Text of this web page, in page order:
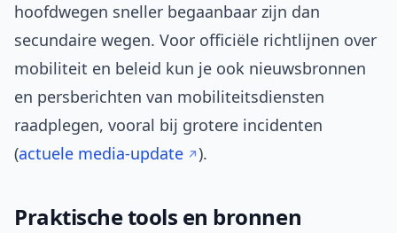
hoofdwegen sneller begaanbaar zijn dan
secundaire wegen. Voor officiële richtlijnen over
mobiliteit en beleid kun je ook nieuwsbronnen
en persberichten van mobiliteitsdiensten
raadplegen, vooral bij grotere incidenten
(actuele media-update ).
Praktische tools en bronnen